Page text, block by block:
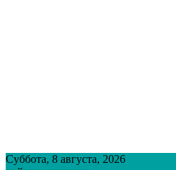
Суббота, 8 августа, 2026